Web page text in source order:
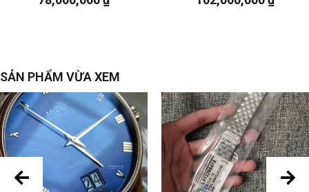
SẢN PHẨM VỪA XEM